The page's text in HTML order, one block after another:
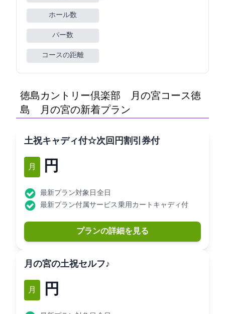
ホール数
パー数
コースの距離
徳島カントリー倶楽部 月の宮コース(徳
島CC 月の宮C)の新着プラン
土祝キャディ付☆次回500円割引券付
1月 16,870円
最新プラン対象日: 全日
最新プラン付属サービス: 乗用カートキャディ付
プランの詳細を見る
月の宮の土祝セルフ♪
1月 13,910円